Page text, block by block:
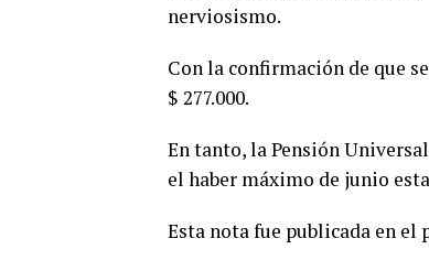
nerviosismo.
Con la confirmación de que
$ 277.000.
En tanto, la Pensión
el haber máximo de junio
Esta nota fue publicada en